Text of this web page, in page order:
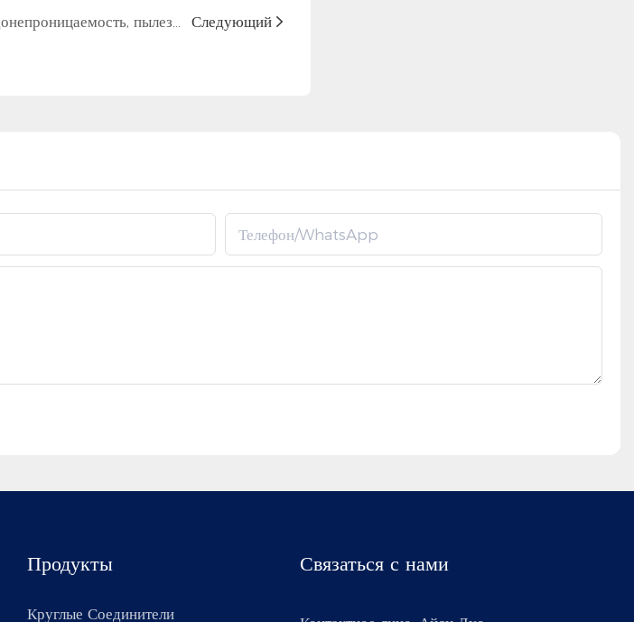
Следующий
Телефон/WhatsApp
Продукты
Круглые Соединители
Связаться с нами